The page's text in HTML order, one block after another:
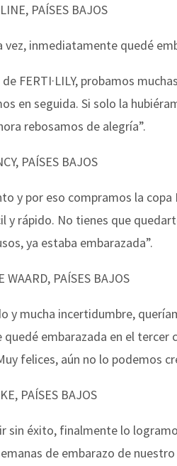
PAÍSES BAJOS
vez, inmediatamente quedé
FERTI·LILY, probamos
en seguida. Si solo la
rebosamos de alegría”.
PAÍSES BAJOS
y por eso compramos la copa
y rápido. No tienes que
ya estaba embarazada”.
WAARD, PAÍSES BAJOS
y mucha incertidumbre,
embarazada en el tercer
felices, aún no lo podemos
PAÍSES BAJOS
sin éxito, finalmente lo
de embarazo de